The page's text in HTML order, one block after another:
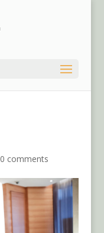
0 comments